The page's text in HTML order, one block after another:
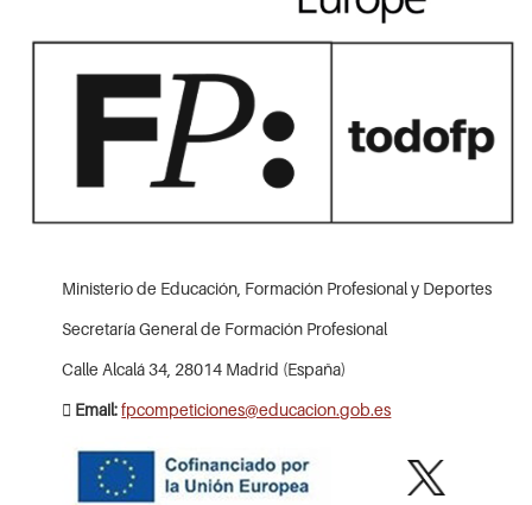
Ministerio de Educación, Formación Profesional y Deportes
Secretaría General de Formación Profesional
Calle Alcalá 34, 28014 Madrid (España)
Email:fpcompeticiones@educacion.gob.es